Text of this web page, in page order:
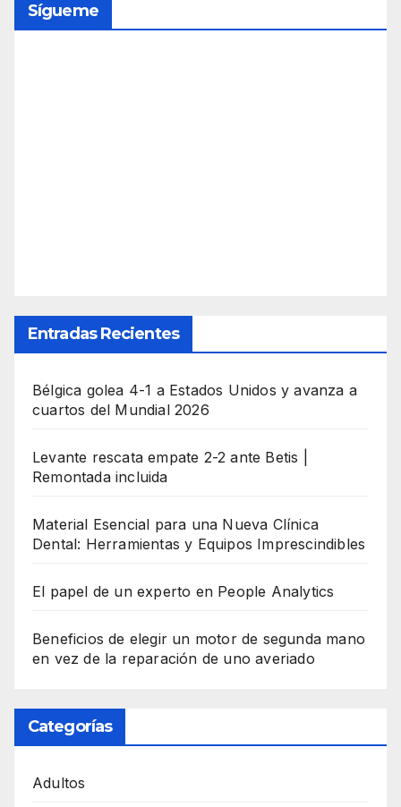
Sígueme
Entradas Recientes
Bélgica golea 4-1 a Estados Unidos y avanza a
cuartos del Mundial 2026
Levante rescata empate 2-2 ante Betis |
Remontada incluida
Material Esencial para una Nueva Clínica
Dental: Herramientas y Equipos Imprescindibles
El papel de un experto en People Analytics
Beneficios de elegir un motor de segunda mano
en vez de la reparación de uno averiado
Categorías
Adultos